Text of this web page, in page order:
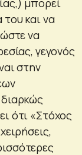
του και να
να
γεγονός
στην
ότι «Στόχος